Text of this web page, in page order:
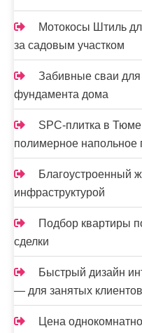
Мотокосы Штиль
за садовым участком
Забивные сваи для
фундамента дома
SPC-плитка в
полимерное напольное
Благоустроенный
инфраструктурой
Подбор квартиры
сделки
Быстрый дизайн
— для занятых клиентов
Цена